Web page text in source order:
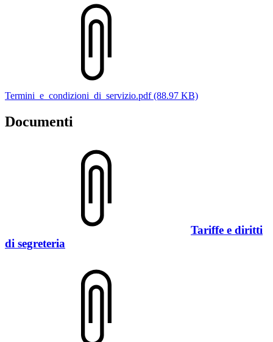
Termini_e_condizioni_di_servizio.pdf (88.97 KB)
Documenti
Tariffe e diritti
di segreteria